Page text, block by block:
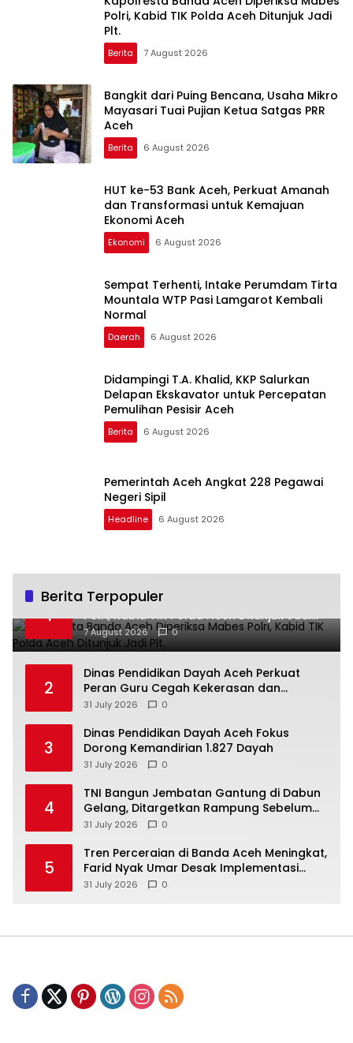
Polri, Kabid TIK Polda Aceh Ditunjuk Jadi
Plt.
Berita 7 August 2026
Bangkit dari Puing Bencana, Usaha Mikro
Mayasari Tuai Pujian Ketua Satgas PRR
Aceh
Berita 6 August 2026
HUT ke-53 Bank Aceh, Perkuat Amanah
dan Transformasi untuk Kemajuan
Ekonomi Aceh
Ekonomi 6 August 2026
Sempat Terhenti, Intake Perumdam Tirta
Mountala WTP Pasi Lamgarot Kembali
Normal
Daerah 6 August 2026
Didampingi T.A. Khalid, KKP Salurkan
Delapan Ekskavator untuk Percepatan
Pemulihan Pesisir Aceh
Berita 6 August 2026
Pemerintah Aceh Angkat 228 Pegawai
Negeri Sipil
Headline 6 August 2026
Berita Terpopuler
1
Kapolresta Banda Aceh Diperiksa Mabes
Polri, Kabid TIK Polda Aceh Ditunjuk Jadi
Plt.
7 August 2026 0
2
Dinas Pendidikan Dayah Aceh Perkuat
Peran Guru Cegah Kekerasan dan
Perundungan di Lingkungan Santri
31 July 2026 0
3
Dinas Pendidikan Dayah Aceh Fokus
Dorong Kemandirian 1.827 Dayah
31 July 2026 0
4
TNI Bangun Jembatan Gantung di Dabun
Gelang, Ditargetkan Rampung Sebelum
HUT ke-81 RI
31 July 2026 0
5
Tren Perceraian di Banda Aceh Meningkat,
Farid Nyak Umar Desak Implementasi
Qanun Ketahanan Keluarga
31 July 2026 0